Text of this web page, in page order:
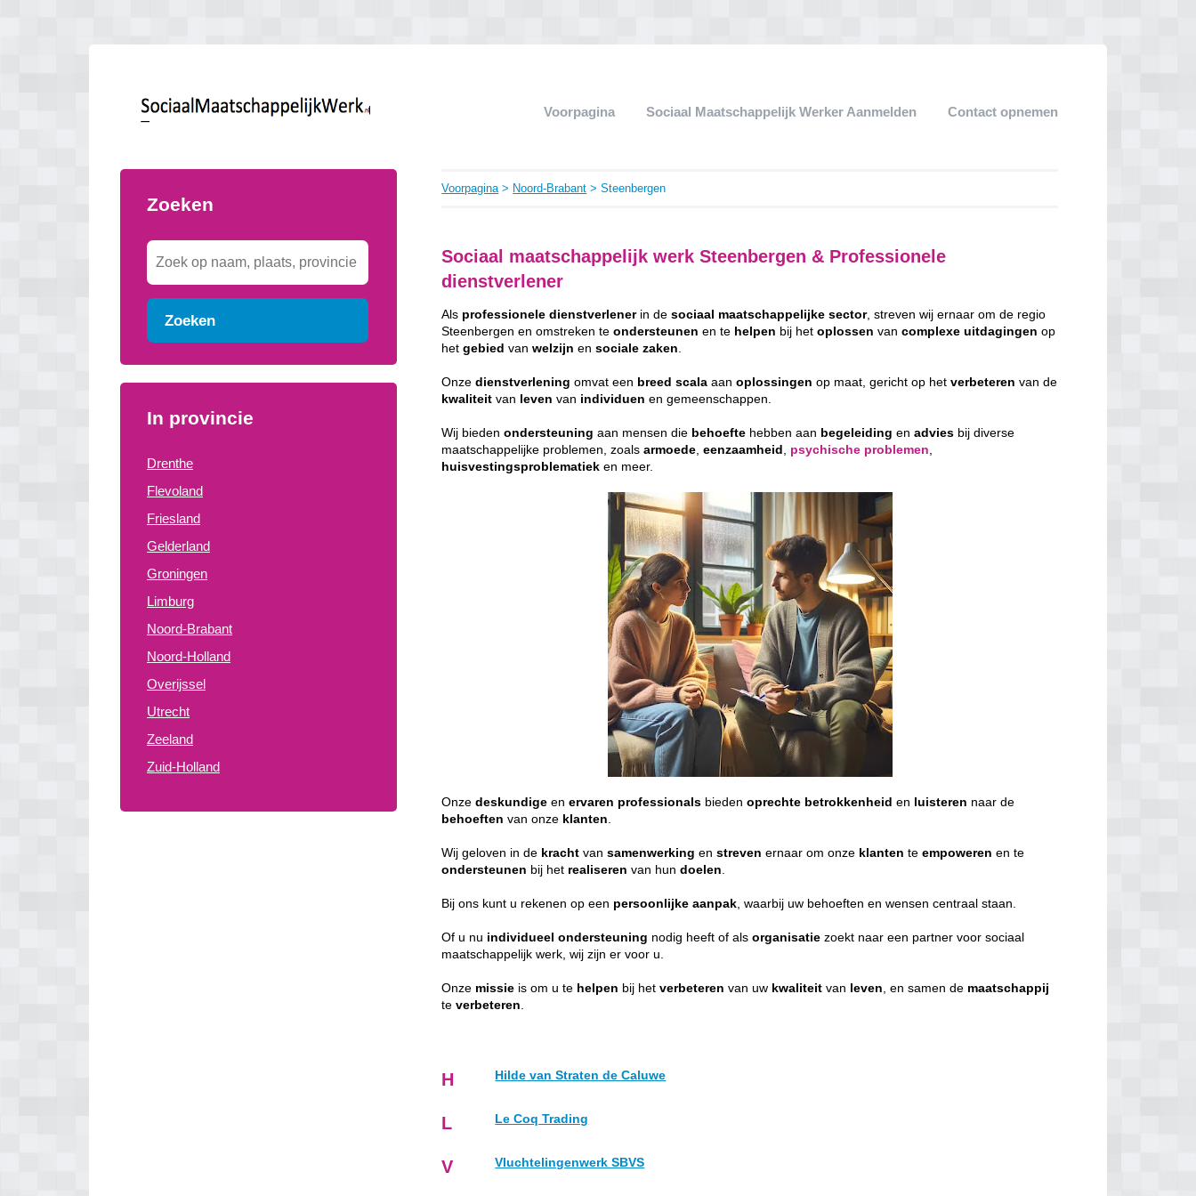
Voorpagina Sociaal Maatschappelijk Werker Aanmelden Contact opnemen
Zoeken
Zoeken
In provincie
Drenthe
Flevoland
Friesland
Gelderland
Groningen
Limburg
Noord-Brabant
Noord-Holland
Overijssel
Utrecht
Zeeland
Zuid-Holland
Voorpagina> Noord-Brabant > Steenbergen
Sociaal maatschappelijk werk Steenbergen & Professionele
dienstverlener
Als professionele dienstverlenerin desociaal maatschappelijke sector, streven wij ernaar om de regio
Steenbergen en omstreken teondersteunen en te helpen bij hetoplossen vancomplexe uitdagingen op
hetgebied vanwelzijn ensociale zaken
Onzedienstverlening omvat een breed scala aanoplossingen op maat, gericht op hetverbeteren van de
kwaliteit van leven van individuen en gemeenschappen.
Wij biedenondersteuning aan mensen die behoefte hebben aan begeleiding enadvies bij diverse
maatschappelijke problemen, zoalsarmoede ,eenzaamheid psychische problemen
huisvestingsproblematiek en meer.
Onzedeskundige enervaren professionals biedenoprechte betrokkenheid en luisteren naar de
behoeften van onze klanten
Wij geloven in de kracht vansamenwerking enstreven ernaar om onze klanten teempoweren en te
ondersteunen bij het realiseren van hundoelen
Bij ons kunt u rekenen op een persoonlijke aanpak , waarbij uw behoeften en wensen centraal staan.
Of u nu individueel ondersteuning nodig heeft of alsorganisatie zoekt naar een partner voor sociaal
maatschappelijk werk, wij zijn er voor u.
Onze missie is om u te helpen bij hetverbeteren van uw kwaliteit van leven , en samen de maatschappij
teverbeteren
H Hilde van Straten de Caluwe
L Le Coq Trading
V Vluchtelingenwerk SBVS